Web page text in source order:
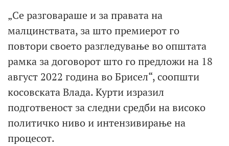
„Се разговараше и за правата на
малцинствата, за што премиерот го
повтори своето разгледување во општата
рамка за договорот што го предложи на 18
август 2022 година во Брисел“, соопшти
косовската Влада. Курти изразил
подготвеност за следни средби на високо
политичко ниво и интензивирање на
процесот.